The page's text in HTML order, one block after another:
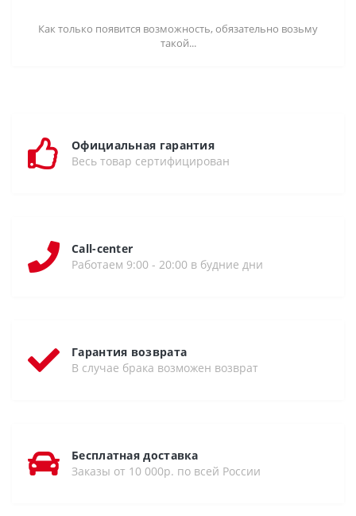
Как только появится возможность, обязательно возьму
такой...
Официальная гарантия
Весь товар сертифицирован
Call-center
Работаем 9:00 - 20:00 в будние дни
Гарантия возврата
В случае брака возможен возврат
Бесплатная доставка
Заказы от 10 000р. по всей России